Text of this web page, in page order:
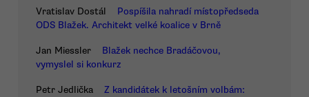
Vratislav Dostál
Pospíšila nahradí místopředseda
ODS Blažek. Architekt velké koalice v Brně
Jan Miessler
Blažek nechce Bradáčovou,
vymyslel si konkurz
Petr Jedlička
Z kandidátek k letošním volbám: